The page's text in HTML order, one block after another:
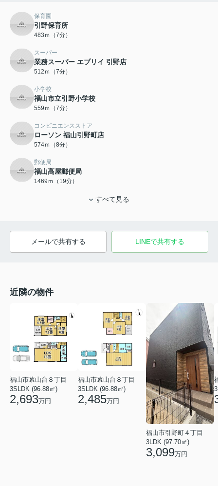
保育園
引野保育所
483ｍ（7分）
スーパー
業務スーパー エブリイ 引野店
512ｍ（7分）
小学校
福山市立引野小学校
559ｍ（7分）
コンビニエンスストア
ローソン 福山引野町店
574ｍ（8分）
郵便局
福山高屋郵便局
1469ｍ（19分）
すべて見る
メールで共有する LINEで共有する
近隣の物件
福山市幕山台８丁目
3SLDK (96.88㎡)
2,693万円
福山市幕山台８丁目
3SLDK (96.88㎡)
2,485万円
福山市引野町４丁目
3LDK (97.70㎡)
3,099万円